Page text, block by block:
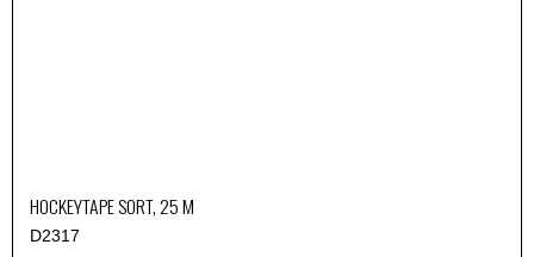
HOCKEYTAPE SORT, 25 M
D2317